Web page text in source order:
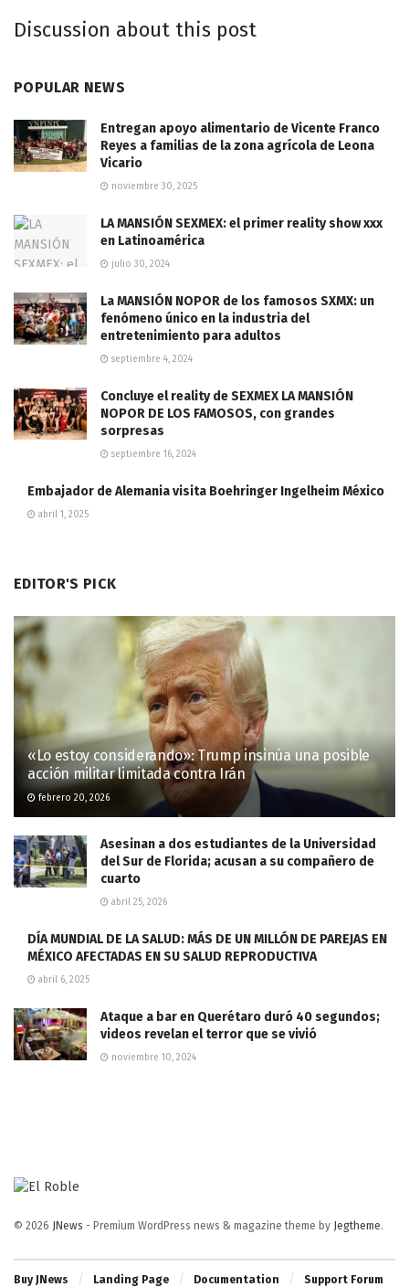
Discussion about this post
POPULAR NEWS
Entregan apoyo alimentario de Vicente Franco
Reyes a familias de la zona agrícola de Leona
Vicario
noviembre 30, 2025
LA MANSIÓN SEXMEX: el primer reality show xxx
en Latinoamérica
julio 30, 2024
La MANSIÓN NOPOR de los famosos SXMX: un
fenómeno único en la industria del
entretenimiento para adultos
septiembre 4, 2024
Concluye el reality de SEXMEX LA MANSIÓN
NOPOR DE LOS FAMOSOS, con grandes
sorpresas
septiembre 16, 2024
Embajador de Alemania visita Boehringer Ingelheim México
abril 1, 2025
EDITOR'S PICK
«Lo estoy considerando»: Trump insinúa una posible
acción militar limitada contra Irán
febrero 20, 2026
Asesinan a dos estudiantes de la Universidad
del Sur de Florida; acusan a su compañero de
cuarto
abril 25, 2026
DÍA MUNDIAL DE LA SALUD: MÁS DE UN MILLÓN DE PAREJAS EN
MÉXICO AFECTADAS EN SU SALUD REPRODUCTIVA
abril 6, 2025
Ataque a bar en Querétaro duró 40 segundos;
videos revelan el terror que se vivió
noviembre 10, 2024
© 2026 JNews - Premium WordPress news & magazine theme by Jegtheme.
Buy JNews Landing Page Documentation Support Forum